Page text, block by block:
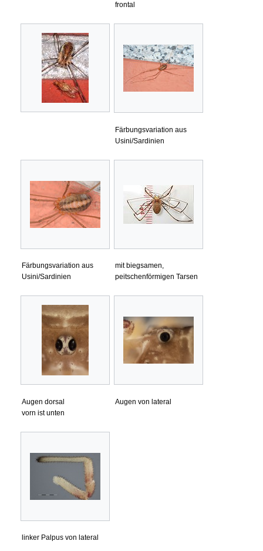
frontal
Färbungsvariation aus
Usini/Sardinien
Färbungsvariation aus
Usini/Sardinien
mit biegsamen,
peitschenförmigen Tarsen
Augen dorsal
vorn ist unten
Augen von lateral
linker Palpus von lateral